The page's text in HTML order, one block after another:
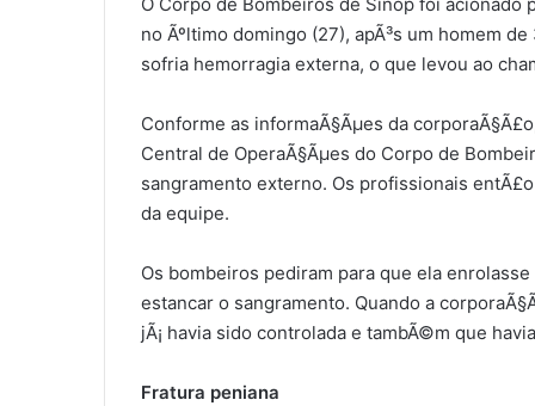
no Ãºltimo domingo (27), apÃ³s um homem
sofria hemorragia externa, o que levou ao
Conforme as informaÃ§Ãµes da
Central de OperaÃ§Ãµes do Corpo de
sangramento externo. Os profissionais
da equipe.
Os bombeiros pediram para que ela
estancar o sangramento. Quando a
jÃ¡ havia sido controlada e tambÃ©m que
Fratura peniana